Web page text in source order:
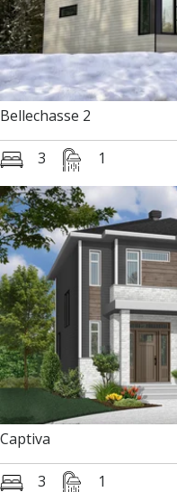
Bellechasse 2
3 1
Captiva
3 1